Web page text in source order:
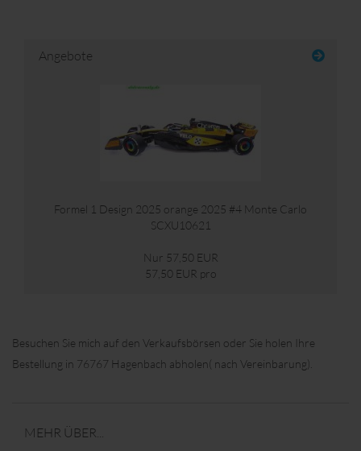
Angebote
Formel 1 Design 2025 orange 2025 #4 Monte Carlo
SCXU10621
Nur 57,50 EUR
57,50 EUR pro
Besuchen Sie mich auf den Verkaufsbörsen oder Sie holen Ihre
Bestellung in 76767 Hagenbach abholen( nach Vereinbarung).
MEHR ÜBER...